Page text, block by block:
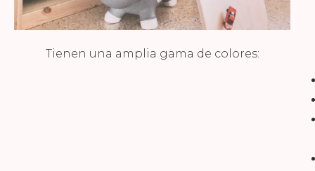
Tienen una amplia gama de colores: